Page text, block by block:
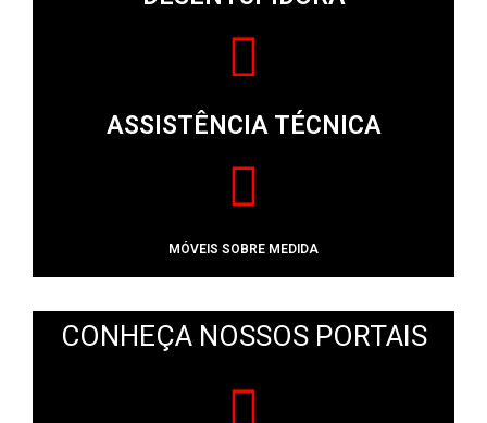
ASSISTÊNCIA TÉCNICA
MÓVEIS SOBRE MEDIDA
CONHEÇA NOSSOS PORTAIS